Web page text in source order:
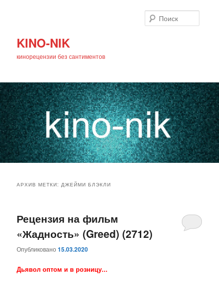
KINO-NIK
кинорецензии без сантиментов
основному
содержимому
дополнительному
содержимому
АРХИВ МЕТКИ:ДЖЕЙМИ БЛЭКЛИ
Рецензия на фильм
«Жадность» (Greed) (2712)
Опубликовано15.03.2020
Дьявол оптом и в розницу...